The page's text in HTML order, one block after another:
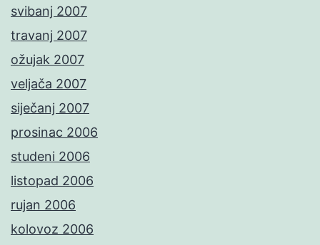
svibanj 2007
travanj 2007
ožujak 2007
veljača 2007
siječanj 2007
prosinac 2006
studeni 2006
listopad 2006
rujan 2006
kolovoz 2006